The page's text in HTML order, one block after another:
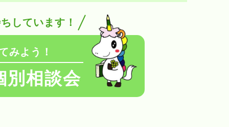
しています！
みよう！
別相談会